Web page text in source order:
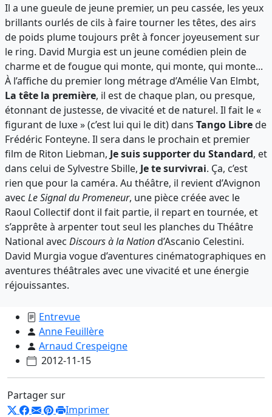
Il a une gueule de jeune premier, un peu cassée, les yeux
brillants ourlés de cils à faire tourner les têtes, des airs
de poids plume toujours prêt à foncer joyeusement sur
le ring. David Murgia est un jeune comédien plein de
charme et de fougue qui monte, qui monte, qui monte...
À l’affiche du premier long métrage d’Amélie Van Elmbt,
La tête la première, il est de chaque plan, ou presque,
étonnant de justesse, de vivacité et de naturel. Il fait le «
figurant de luxe » (c’est lui qui le dit) dans Tango Librede
Frédéric Fonteyne. Il sera dans le prochain et premier
film de Riton Liebman, Je suis supporter du Standard, et
dans celui de Sylvestre Sbille, Je te survivrai. Ça, c’est
rien que pour la caméra. Au théâtre, il revient d’Avignon
avec Le Signal du Promeneur, une pièce créée avec le
Raoul Collectif dont il fait partie, il repart en tournée, et
s’apprête à arpenter tout seul les planches du Théâtre
National avec Discours à la Nationd’Ascanio Celestini.
David Murgia vogue d’aventures cinématographiques en
aventures théâtrales avec une vivacité et une énergie
réjouissantes.
Entrevue
Anne Feuillère
Arnaud Crespeigne
2012-11-15
Partager sur
Imprimer